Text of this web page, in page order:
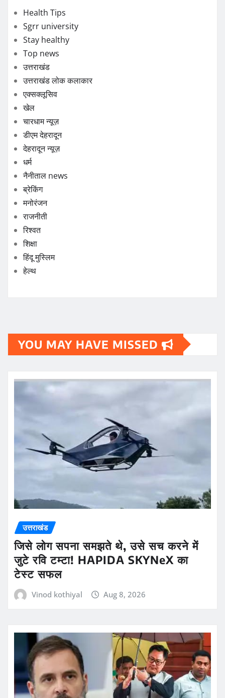
Health Tips
Sgrr university
Stay healthy
Top news
उत्तराखंड
उत्तराखंड लोक कलाकार
एक्सक्लूसिव
खेल
चारधाम न्यूज़
डीएम देहरादून
देहरादून न्यूज़
धर्म
नैनीताल news
ब्रेकिंग
मनोरंजन
राजनीती
रिश्वत
शिक्षा
हिंदू मुस्लिम
हेल्थ
YOU MAY HAVE MISSED
उत्तराखंड
जिसे लोग सपना समझते थे, उसे सच करने में
जुटे रवि टम्टा! HAPIDA SKYNeX का
टेस्ट सफल
Vinod kothiyal Aug 8, 2026